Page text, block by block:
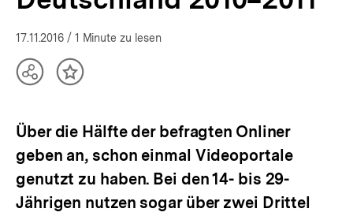
17.11.2016 / 1 Minute zu lesen
TeilenInhalt
Über die Hälfte der befragten Onliner
geben an, schon einmal Videoportale
genutzt zu haben. Bei den 14- bis 29-
Jährigen nutzen sogar über zwei Drittel